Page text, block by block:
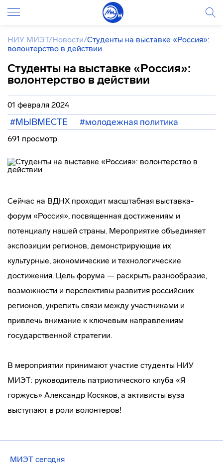
НИУ МИЭТ/Новости/Студенты на выставке «Россия»:
волонтерство в действии
Студенты на выставке «Россия»:
волонтерство в действии
01 февраля 2024
#МЫВМЕСТЕ #молодежная политика
691 просмотр
Сейчас на ВДНХ проходит масштабная выставка-
форум «Россия», посвященная достижениям и
потенциалу нашей страны. Мероприятие объединяет
экспозиции регионов, демонстрирующие их
культурные, экономические и технологические
достижения. Цель форума — раскрыть разнообразие,
возможности и перспективы развития российских
регионов, укрепить связи между участниками и
привлечь внимание к ключевым направлениям
государственной стратегии.
В мероприятии принимают участие студенты НИУ
МИЭТ: руководитель патриотического клуба «Я
горжусь» Александр Косяков, а активисты вуза
выступают в роли волонтеров!
МИЭТ сегодня